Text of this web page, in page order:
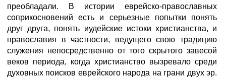
преобладали. В истории еврейско-православных
соприкосновений есть и серьезные попытки понять
друг друга, понять иудейские истоки христианства, и
православия в частности, ведущего свою традицию
служения непосредственно от того скрытого завесой
веков периода, когда христианство вызревало среди
духовных поисков еврейского народа на грани двух эр.